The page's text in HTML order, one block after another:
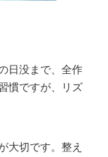
日没まで、全作
慣ですが、リズ
大切です。整え